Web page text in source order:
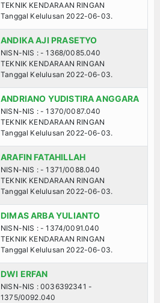
TEKNIK KENDARAAN RINGAN
Tanggal Kelulusan 2022-06-03.
ANDIKA AJI PRASETYO
NISN-NIS : - 1368/0085.040
TEKNIK KENDARAAN RINGAN
Tanggal Kelulusan 2022-06-03.
ANDRIANO YUDISTIRA ANGGARA
NISN-NIS : - 1370/0087.040
TEKNIK KENDARAAN RINGAN
Tanggal Kelulusan 2022-06-03.
ARAFIN FATAHILLAH
NISN-NIS : - 1371/0088.040
TEKNIK KENDARAAN RINGAN
Tanggal Kelulusan 2022-06-03.
DIMAS ARBA YULIANTO
NISN-NIS : - 1374/0091.040
TEKNIK KENDARAAN RINGAN
Tanggal Kelulusan 2022-06-03.
DWI ERFAN
NISN-NIS : 0036392341 -
1375/0092.040